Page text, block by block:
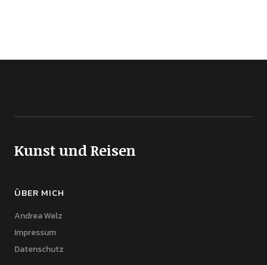
Kunst und Reisen
ÜBER MICH
Andrea Welz
Impressum
Datenschutz